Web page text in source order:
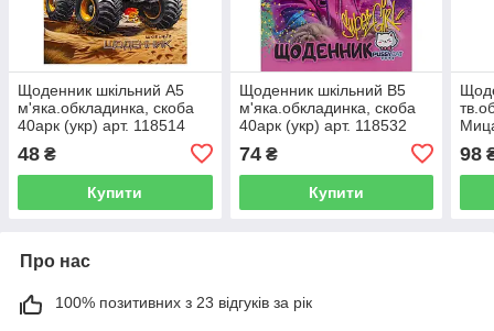
Щоденник шкільний А5
м'яка.обкладинка, скоба
40арк (укр) арт. 118514
48 ₴
Купити
Щоденник шкільний В5
м'яка.обкладинка, скоба
40арк (укр) арт. 118532
74₴
Купити
98
Про нас
100% позитивних з 23 відгуків за рік